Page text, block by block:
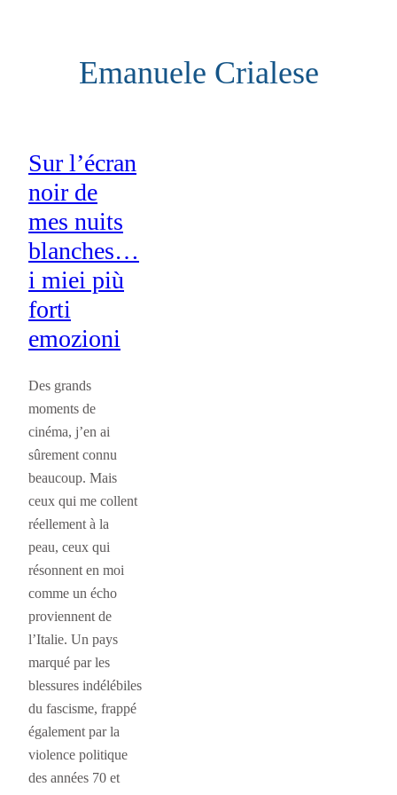
Emanuele Crialese
Sur l’écran
noir de
mes nuits
blanches…
i miei più
forti
emozioni
Des grands
moments de
cinéma, j’en ai
sûrement connu
beaucoup. Mais
ceux qui me collent
réellement à la
peau, ceux qui
résonnent en moi
comme un écho
proviennent de
l’Italie. Un pays
marqué par les
blessures indélébiles
du fascisme, frappé
également par la
violence politique
des années 70 et